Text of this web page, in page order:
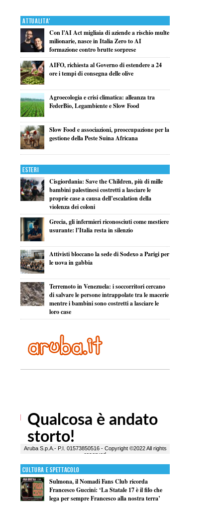
Attualita'
Con l’AI Act migliaia di aziende a rischio multe
milionarie, nasce in Italia Zero to AI
formazione contro brutte sorprese
AIFO, richiesta al Governo di estendere a 24
ore i tempi di consegna delle olive
Agroecologia e crisi climatica: alleanza tra
FederBio, Legambiente e Slow Food
Slow Food e associazioni, preoccupazione per la
gestione della Peste Suina Africana
Esteri
Cisgiordania: Save the Children, più di mille
bambini palestinesi costretti a lasciare le
proprie case a causa dell’escalation della
violenza dei coloni
Grecia, gli infermieri riconosciuti come mestiere
usurante: l’Italia resta in silenzio
Attivisti bloccano la sede di Sodexo a Parigi per
le uova in gabbia
Terremoto in Venezuela: i soccorritori cercano
di salvare le persone intrappolate tra le macerie
mentre i bambini sono costretti a lasciare le
loro case
Cultura e Spettacolo
Sulmona, il Nomadi Fans Club ricorda
Francesco Guccini: ‘La Statale 17 è il filo che
lega per sempre Francesco alla nostra terra’